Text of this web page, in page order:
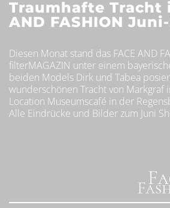
Traumhafte Tracht
AND FASHION
Diesen Monat stand das FACE AND
filterMAGAZIN unter einem
beiden Models Dirk und Tabea
wunderschönen Tracht von Markgraf
Location Museumscafé in der
Alle Eindrücke und Bilder zum Juni